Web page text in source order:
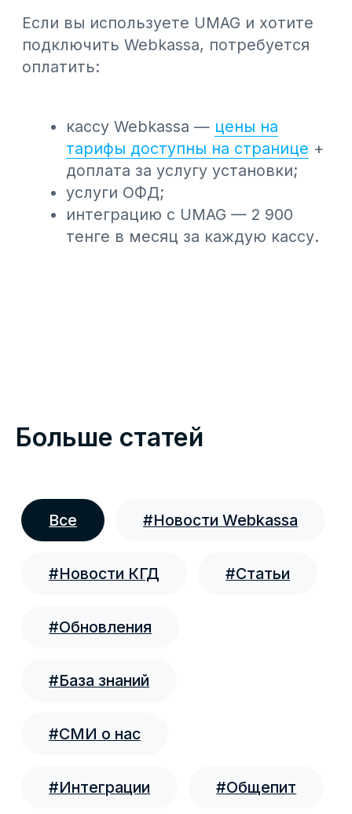
Единый QR-код в Казахстане: что
изменилось для бизнеса с 19 июля
Для бизнеса ключевое изменение — единый
межбанковский QR-код. Теперь
предприниматель может принимать
безналичную оплату от клиентов всех банков
— участников системы по одному QR-коду.
Министерство национальной экономики
вынесло на публичное обсуждение поправки в
Налоговый кодекс. Один из вопросов,
товарами.